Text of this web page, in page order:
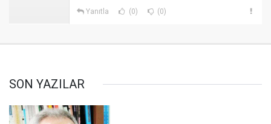
Yanıtla (0) (0)
SON YAZILAR